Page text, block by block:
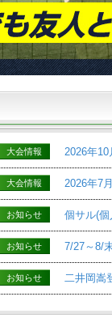
大会情報 2026年
大会情報 2026年7
お知らせ 個サル(
お知らせ 7/27～8/
お知らせ 二井岡嵩